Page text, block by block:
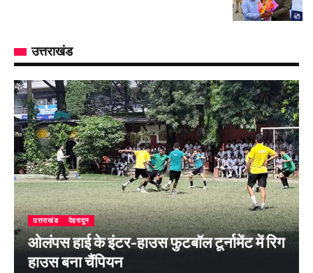
उत्तराखंड
उत्तराखंड देहरादून
ओलंपस हाई के इंटर-हाउस फुटबॉल टूर्नामेंट में रिग
हाउस बना चैंपियन